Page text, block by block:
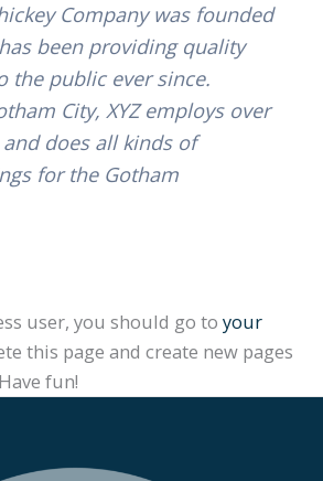
Company was founded
been providing quality
the public ever since.
City, XYZ employs over
does all kinds of
for the Gotham
user, you should go to your
this page and create new pages
fun!